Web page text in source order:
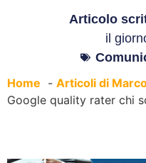
Articolo
il
Home
Articoli di
Google quality rater chi